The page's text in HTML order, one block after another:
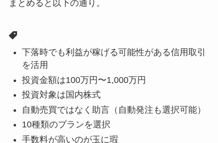
まとめると以下の通り。
下落時でも利益が稼げる可能性がある信用取引
を活用
投資金額は100万円〜1,000万円
投資対象は国内株式
自動売買ではなく助言（自動発注も選択可能）
10種類のプランを選択
手数料が高いのが玉に瑕